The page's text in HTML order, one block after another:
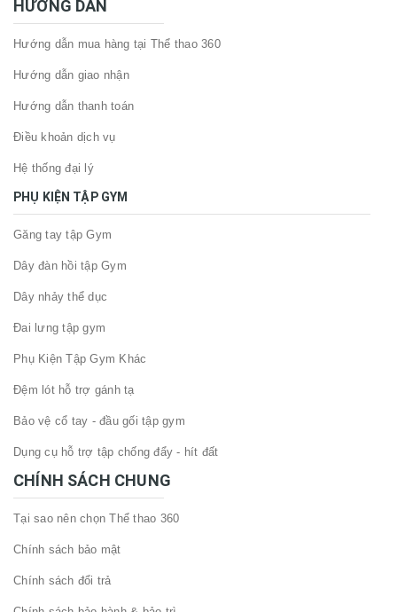
HƯỚNG DẪN
Hướng dẫn mua hàng tại Thể thao 360
Hướng dẫn giao nhận
Hướng dẫn thanh toán
Điều khoản dịch vụ
Hệ thống đại lý
PHỤ KIỆN TẬP GYM
Găng tay tập Gym
Dây đàn hồi tập Gym
Dây nhảy thể dục
Đai lưng tập gym
Phụ Kiện Tập Gym Khác
Đệm lót hỗ trợ gánh tạ
Bảo vệ cổ tay - đầu gối tập gym
Dụng cụ hỗ trợ tập chống đẩy - hít đất
CHÍNH SÁCH CHUNG
Tại sao nên chọn Thể thao 360
Chính sách bảo mật
Chính sách đổi trả